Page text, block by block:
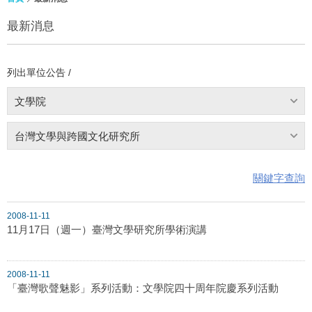
最新消息
列出單位公告 /
文學院
台灣文學與跨國文化研究所
關鍵字查詢
2008-11-11
11月17日（週一）臺灣文學研究所學術演講
2008-11-11
「臺灣歌聲魅影」系列活動：文學院四十周年院慶系列活動